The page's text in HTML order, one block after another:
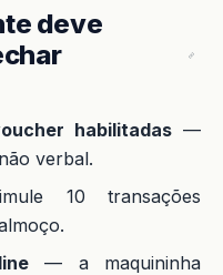
deve
habilitadas—
verbal.
10 transações
— a maquininha